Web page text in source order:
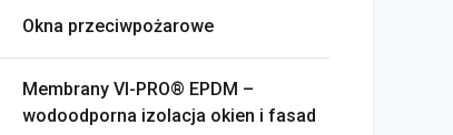
Okna przeciwpożarowe
Membrany VI-PRO® EPDM –
wodoodporna izolacja okien i fasad